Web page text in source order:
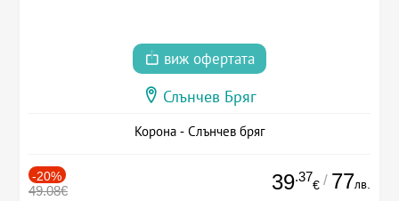
виж офертата
Слънчев Бряг
Корона - Слънчев бряг
-20%
49.08€ 39.37
€ / 77лв.